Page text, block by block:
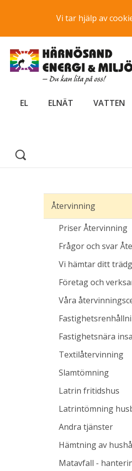
Vi tar hjälp av
EL ELNÄT VATTEN
Återvinning
Priser Återvinning
Frågor och svar
Vi hämtar ditt
Företag och
Våra
Fastighetsnära
Textilåtervinning
Slamtömning
Latrin fritidshus
Latrintömning
Andra tjänster
Hämtning av
Matavfall -